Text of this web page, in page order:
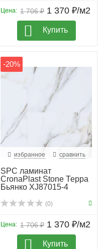
1 706 ₽
Цена: 1 370 ₽/м2
Купить
-20%
избранное сравнить
SPC ламинат
CronaPlast Stone Терра
Бьянко XJ87015-4
(0)
1 706 ₽
Цена: 1 370 ₽/м2
Купить